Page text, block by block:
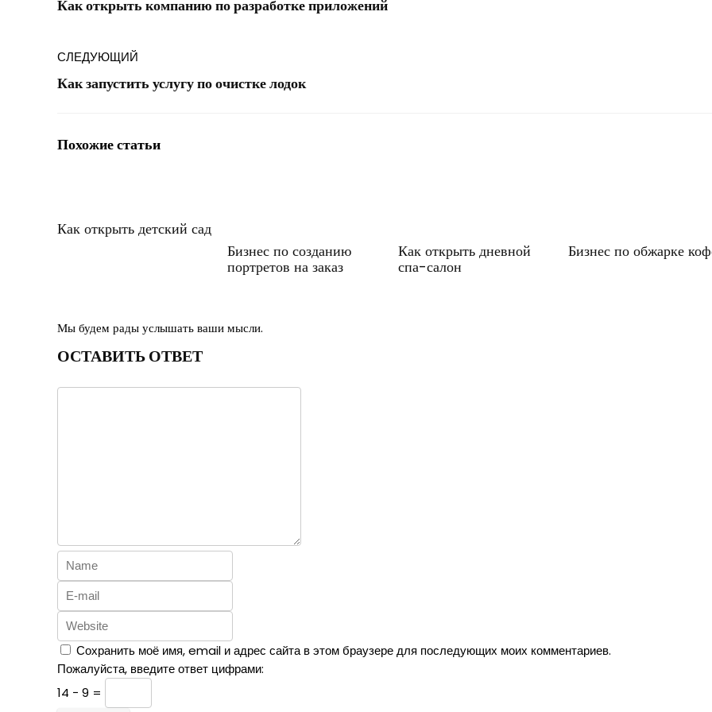
Как открыть компанию по разработке приложений
СЛЕДУЮЩИЙ
Как запустить услугу по очистке лодок
Похожие статьи
Как открыть детский сад
Бизнес по созданию
портретов на заказ
Как открыть дневной
спа-салон
Бизнес по обжарке
Мы будем рады услышать ваши мысли.
ОСТАВИТЬ ОТВЕТ
Сохранить моё имя, email и адрес сайта в этом браузере для последующих моих комментариев.
Пожалуйста, введите ответ цифрами:
14 − 9 =